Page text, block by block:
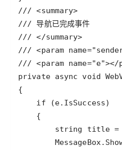
/// <summary>
/// 导航已完成事件
/// </summary>
/// <param
/// <param name="e"></
private async void
if (e. IsSuccess
string
title =
MessageBox.